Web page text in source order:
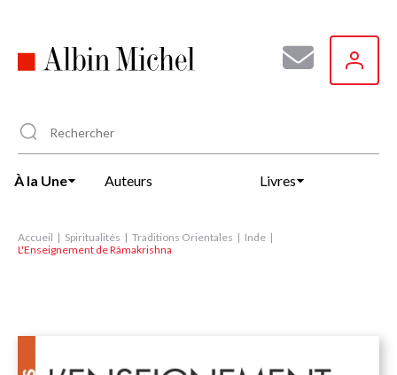
principal
À la Une Auteurs Livres
Accueil Spiritualités Traditions Orientales
Inde
L'Enseignement de Râmakrishna